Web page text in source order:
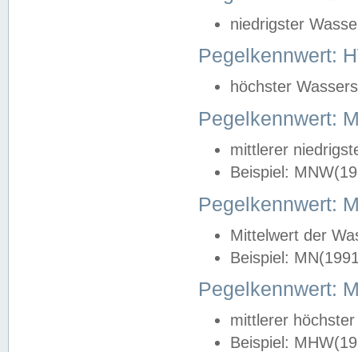
niedrigster
Pegelkennwert:
höchster
Pegelkennwert:
mittlerer
Beispiel:
Pegelkennwert:
Mittelwert der
Beispiel:
Pegelkennwert:
mittlerer
Beispiel: